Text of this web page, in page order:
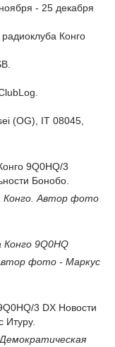
- 25 декабря
Конго
(OG), IT 08045,
Конго. Автор фото
фото - Маркус